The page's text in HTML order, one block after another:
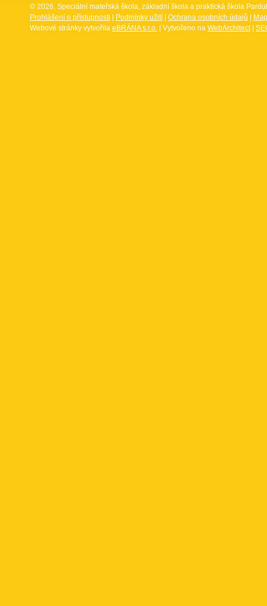
© 2026, Speciální mateřská škola, základní škola a praktická škola
Prohlášení o přístupnosti
Podmínky užití Ochrana osobních údajů
Webové stránky vytvořila eBRÁNA s.r.o. | Vytvořeno na WebArchitect|